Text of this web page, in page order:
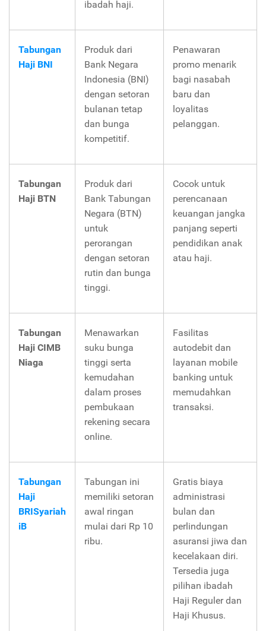
ibadah haji.
Tabungan
Haji BNI
Produk dari
Bank Negara
Indonesia (BNI)
dengan setoran
bulanan tetap
dan bunga
kompetitif.
Penawaran
promo menarik
bagi nasabah
baru dan
loyalitas
pelanggan.
Tabungan
Haji BTN
Produk dari
Bank Tabungan
Negara (BTN)
untuk
perorangan
dengan setoran
rutin dan bunga
tinggi.
Cocok untuk
perencanaan
keuangan jangka
panjang seperti
pendidikan anak
atau haji.
Tabungan
Haji CIMB
Niaga
Menawarkan
suku bunga
tinggi serta
kemudahan
dalam proses
pembukaan
rekening secara
online.
Fasilitas
autodebit dan
layanan mobile
banking untuk
memudahkan
transaksi.
Tabungan
Haji
BRISyariah
iB
Tabungan ini
memiliki setoran
awal ringan
mulai dari Rp 10
ribu.
Gratis biaya
administrasi
bulan dan
perlindungan
asuransi jiwa dan
kecelakaan diri.
Tersedia juga
pilihan ibadah
Haji Reguler dan
Haji Khusus.